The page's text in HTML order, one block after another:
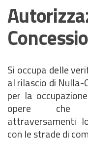
Si occupa delle
al rilascio di
per la
opere che
attraversamenti
con le strade di